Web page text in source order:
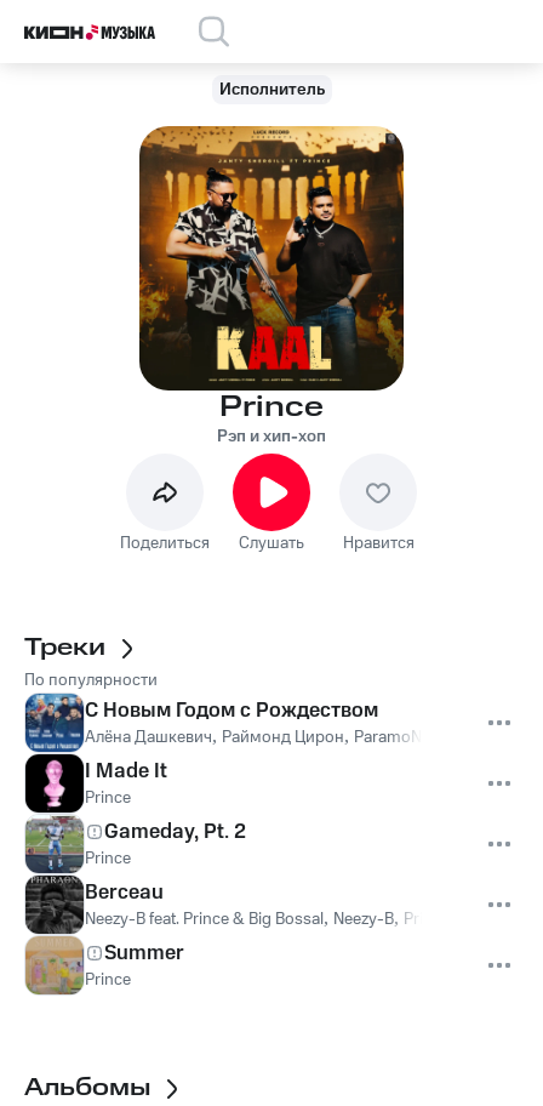
Исполнитель
Prince
Рэп и хип-хоп
Поделиться Слушать Нравится
Треки
По популярности
С Новым Годом с Рождеством
Алёна Дашкевич, Раймонд Цирон, ParamoN
I Made It
Prince
Gameday, Pt. 2
Prince
Berceau
Neezy-B feat. Prince & Big Bossal, Neezy-B, Prince
Summer
Prince
Альбомы